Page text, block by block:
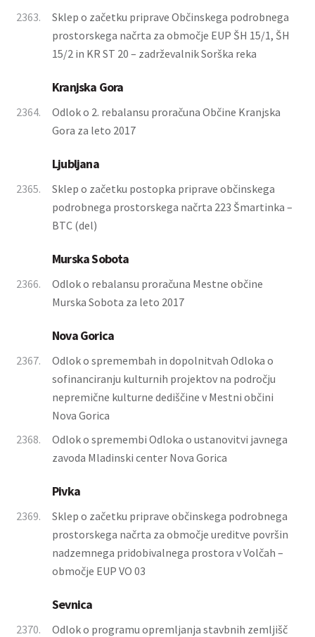
2363.
Sklep o začetku priprave Občinskega podrobnega
prostorskega načrta za območje EUP ŠH 15/1, ŠH
15/2 in KR ST 20 – zadrževalnik Sorška reka
Kranjska Gora
2364.
Odlok o 2. rebalansu proračuna Občine Kranjska
Gora za leto 2017
Ljubljana
2365.
Sklep o začetku postopka priprave občinskega
podrobnega prostorskega načrta 223 Šmartinka –
BTC (del)
Murska Sobota
2366.
Odlok o rebalansu proračuna Mestne občine
Murska Sobota za leto 2017
Nova Gorica
2367.
Odlok o spremembah in dopolnitvah Odloka o
sofinanciranju kulturnih projektov na področju
nepremične kulturne dediščine v Mestni občini
Nova Gorica
2368.
Odlok o spremembi Odloka o ustanovitvi javnega
zavoda Mladinski center Nova Gorica
Pivka
2369.
Sklep o začetku priprave občinskega podrobnega
prostorskega načrta za območje ureditve površin
nadzemnega pridobivalnega prostora v Volčah –
območje EUP VO 03
Sevnica
2370.
Odlok o programu opremljanja stavbnih zemljišč